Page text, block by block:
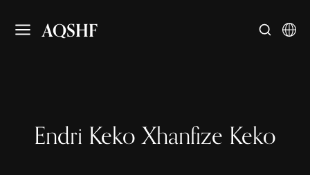
AQSHF
Endri Keko Xhanfize Keko